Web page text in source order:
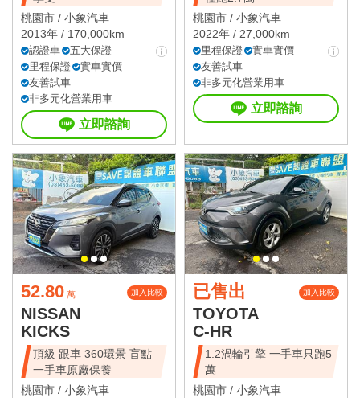
桃園市 / 小象汽車
2013年 / 170,000km
認證車
五大保證
里程保證
實車實價
友善試車
非多元化營業用車
立即諮詢
桃園市 / 小象汽車
2022年 / 27,000km
里程保證
實車實價
友善試車
非多元化營業用車
立即諮詢
52.80 萬 加入比較
NISSAN
KICKS
頂級 跟車 360環景 盲點
一手車原廠保養
桃園市 / 小象汽車
已售出 加入比較
TOYOTA
C-HR
1.2渦輪引擎 一手車只跑5
萬
桃園市 / 小象汽車